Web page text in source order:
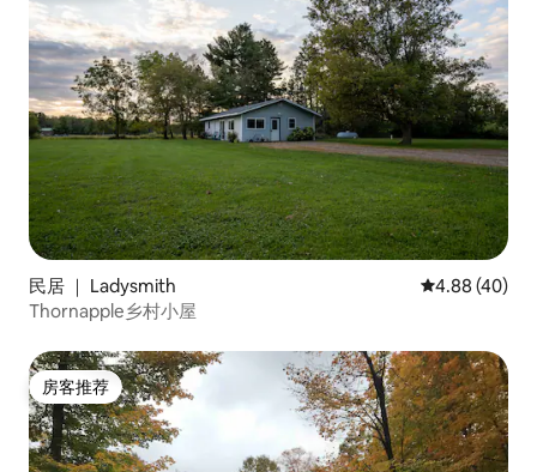
民居 ｜ Ladysmith 平均评分
4.88 (40)
Thornapple乡村小屋
房客推荐
房客推荐